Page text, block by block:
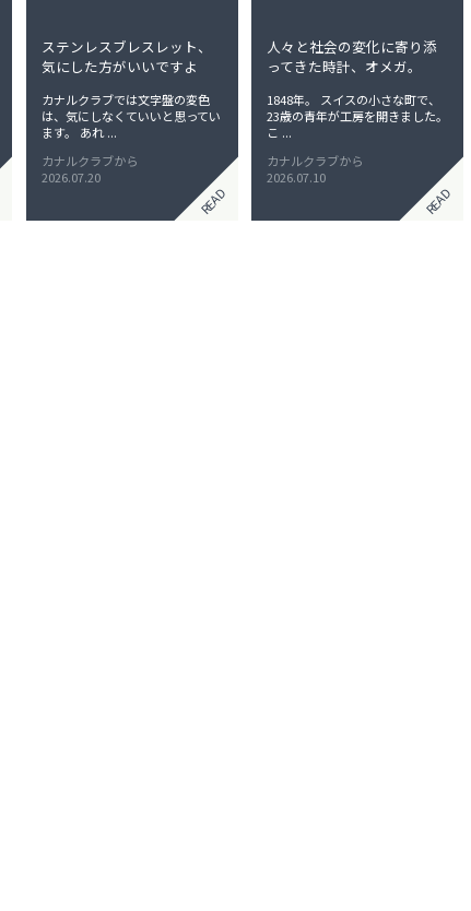
ステンレスブレスレット、
気にした方がいいですよ
カナルクラブでは文字盤の変色
は、気にしなくていいと思ってい
ます。 あれ ...
カナルクラブから
2026.07.20
READ
人々と社会の変化に寄り添
ってきた時計、オメガ。
1848年。 スイスの小さな町で、
23歳の青年が工房を開きました。
こ ...
カナルクラブから
2026.07.10
READ